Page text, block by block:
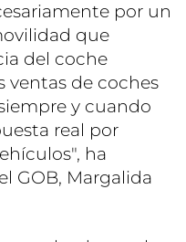
por un
que
del coche
ventas de coches
y cuando
real por
ha
GOB, Margalida